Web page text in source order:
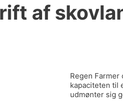
af
Regen Farmer
kapaciteten til
udmønter sig